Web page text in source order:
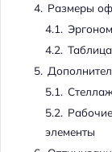
4. Размеры
4.1.
4.2.
5.
5.1.
5.2.
элементы